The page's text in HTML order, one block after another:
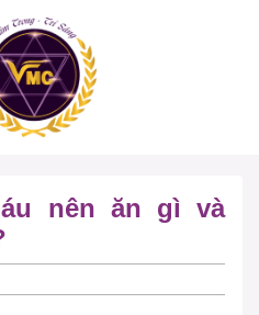
nên ăn gì và